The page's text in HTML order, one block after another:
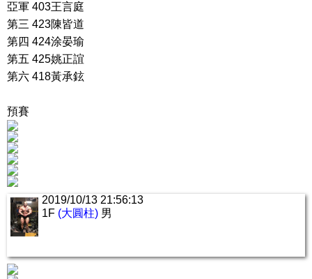
亞軍 403王言庭
第三 423陳皆道
第四 424涂晏瑜
第五 425姚正誼
第六 418黃承鉉
預賽
2019/10/13 21:56:13
1F (大圓柱) 男